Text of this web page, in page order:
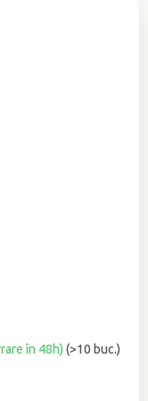
în 48h)(>10 buc.)